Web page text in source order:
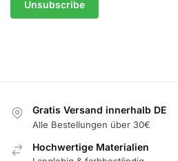
Gratis Versand innerhalb DE
Alle Bestellungen über 30€
Hochwertige Materialien